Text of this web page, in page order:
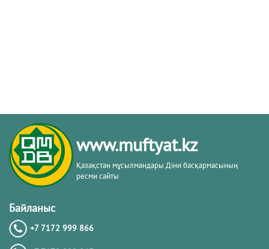
www.muftyat.kz
Қазақстан мұсылмандары Діни басқармасының
ресми сайты
Байланыс
+7 7172 999 866